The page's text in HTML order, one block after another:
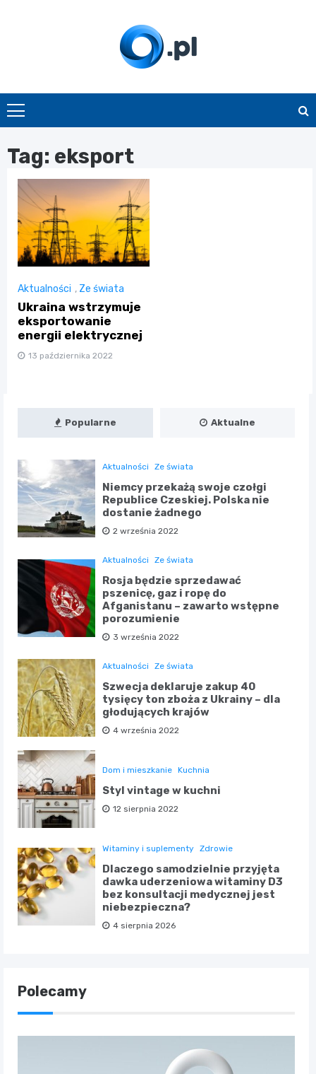
O.pl
Tag: eksport
Aktualności , Ze świata
Ukraina wstrzymuje
eksportowanie
energii elektrycznej
13 października 2022
Popularne Aktualne
Aktualności Ze świata
Niemcy przekażą swoje czołgi
Republice Czeskiej. Polska nie
dostanie żadnego
2 września 2022
Aktualności Ze świata
Rosja będzie sprzedawać
pszenicę, gaz i ropę do
Afganistanu – zawarto wstępne
porozumienie
3 września 2022
Aktualności Ze świata
Szwecja deklaruje zakup 40
tysięcy ton zboża z Ukrainy – dla
głodujących krajów
4 września 2022
Dom i mieszkanie Kuchnia
Styl vintage w kuchni
12 sierpnia 2022
Witaminy i suplementy Zdrowie
Dlaczego samodzielnie przyjęta
dawka uderzeniowa witaminy D3
bez konsultacji medycznej jest
niebezpieczna?
4 sierpnia 2026
Polecamy